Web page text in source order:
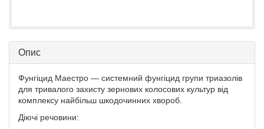
Опис
Фунгіцид Маестро — системний фунгіцид групи триазолів
для тривалого захисту зернових колосових культур від
комплексу найбільш шкодочинних хвороб.
Діючі речовини: